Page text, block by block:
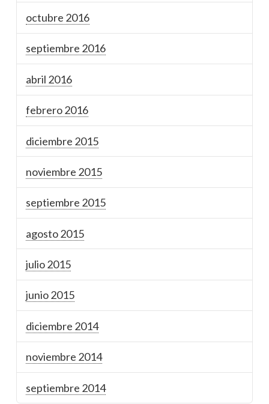
octubre 2016
septiembre 2016
abril 2016
febrero 2016
diciembre 2015
noviembre 2015
septiembre 2015
agosto 2015
julio 2015
junio 2015
diciembre 2014
noviembre 2014
septiembre 2014